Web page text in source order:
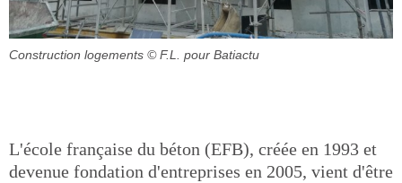
Construction logements © F.L. pour Batiactu
L'école française du béton (EFB), créée en 1993 et
devenue fondation d'entreprises en 2005, vient d'être